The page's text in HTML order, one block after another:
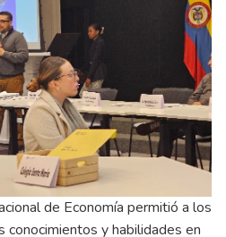
de Economía permitió a los
y habilidades en